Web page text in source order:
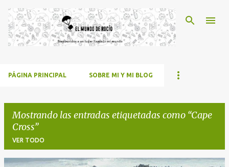
Ir al contenido principal
PÁGINA PRINCIPAL SOBRE MI Y MI BLOG
Mostrando las entradas etiquetadas como Cape
Cross
VER TODO